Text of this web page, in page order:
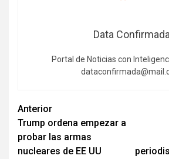
Data Confirmada
Portal de Noticias con
Navegación
de
entradas
Anterior
Trump ordena empezar a
probar las armas
nucleares de EE UU